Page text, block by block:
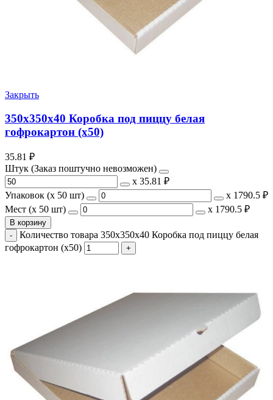
Закрыть
350х350х40 Коробка под пиццу белая
гофрокартон (х50)
35.81 ₽
Штук (Заказ поштучно невозможен)
х 35.81 ₽
Упаковок (x 50 шт)
х 1790.5 ₽
Мест (x 50 шт)
х 1790.5 ₽
В корзину
Количество товара 350х350х40 Коробка под пиццу белая
гофрокартон (х50)